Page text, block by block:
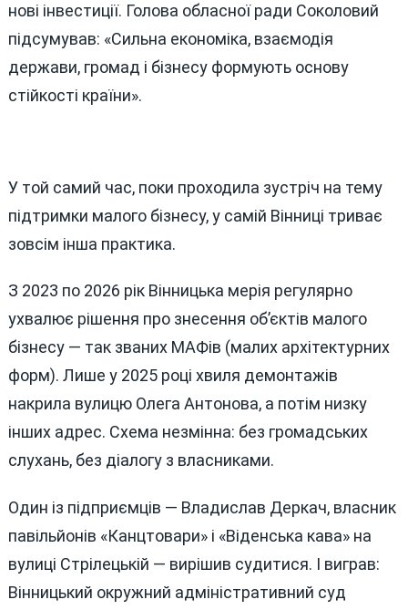
нові інвестиції. Голова обласної ради Соколовий
підсумував: «Сильна економіка, взаємодія
держави, громад і бізнесу формують основу
стійкості країни».
У той самий час, поки проходила зустріч на тему
підтримки малого бізнесу, у самій Вінниці триває
зовсім інша практика.
З 2023 по 2026 рік Вінницька мерія регулярно
ухвалює рішення про знесення об’єктів малого
бізнесу — так званих МАФів (малих архітектурних
форм). Лише у 2025 році хвиля демонтажів
накрила вулицю Олега Антонова, а потім низку
інших адрес. Схема незмінна: без громадських
слухань, без діалогу з власниками.
Один із підприємців — Владислав Деркач, власник
павільйонів «Канцтовари» і «Віденська кава» на
вулиці Стрілецькій — вирішив судитися. І виграв:
Вінницький окружний адміністративний суд